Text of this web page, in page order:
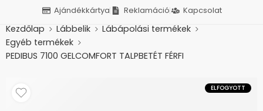
Ajándékkártya Reklamáció Kapcsolat
Kezdőlap Lábbelik
Lábápolási termékek
Egyéb termékek
PEDIBUS 7100 GELCOMFORT TALPBETÉT FÉRFI
ELFOGYOTT